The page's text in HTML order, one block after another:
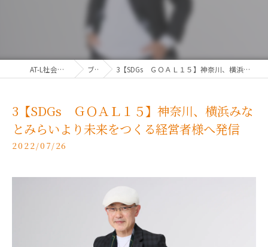
AT-L社会保険労務士法人 ブログ 3【SDGs ＧＯＡＬ１５】神奈川、横浜みなとみらいより未来をつくる経営者様へ発信
3【SDGs ＧＯＡＬ１５】神奈川、横浜みな
とみらいより未来をつくる経営者様へ発信
2022/07/26